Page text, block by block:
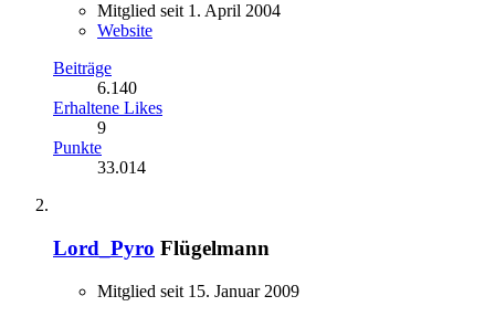
Mitglied seit 1. April 2004
Website
Beiträge
6.140
Erhaltene Likes
9
Punkte
33.014
Lord_Pyro Flügelmann
Mitglied seit 15. Januar 2009